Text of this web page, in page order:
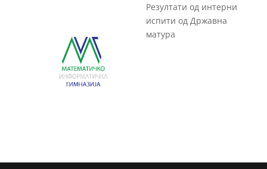
Резултати од интерни
испити од Државна
матура